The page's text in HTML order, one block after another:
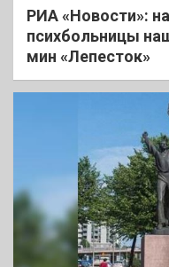
РИА «Новости»:
психбольницы
мин «Лепесток»